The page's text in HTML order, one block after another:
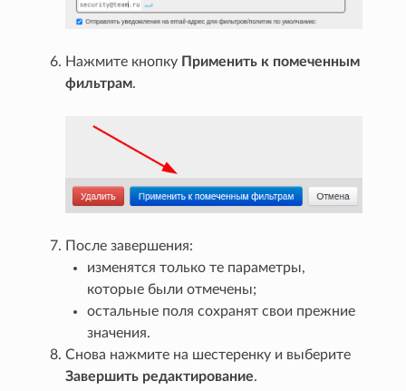
Нажмите кнопку Применить к помеченным
фильтрам.
После завершения:
изменятся только те параметры,
которые были отмечены;
остальные поля сохранят свои прежние
значения.
Снова нажмите на шестеренку и выберите
Завершить редактирование.